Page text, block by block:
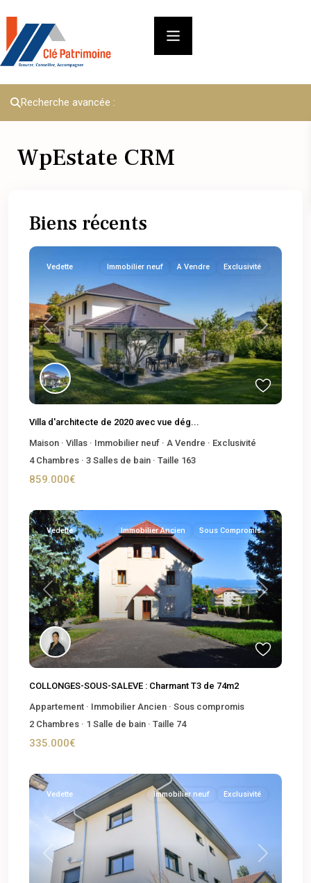
Recherche avancée :
WpEstate CRM
Biens récents
Previous Next
Vedette Immobilier neuf A Vendre Exclusivité
Villa d'architecte de 2020 avec vue dég...
Maison · Villas · Immobilier neuf · A Vendre · Exclusivité
4Chambres · 3 Salles de bain · Taille 163
859.000€
Previous Next
Vedette Immobilier Ancien Sous Compromis
COLLONGES-SOUS-SALEVE : Charmant T3 de 74m2
Appartement · Immobilier Ancien · Sous compromis
2 Chambres · 1 Salle de bain · Taille 74
335.000€
Previous Next
Vedette Immobilier neuf Exclusivité